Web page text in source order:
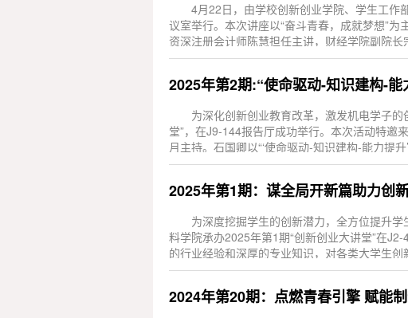
4月22日，由学校创新创业学院、学生工作
议室举行。本次讲座以“奋斗青春，成就梦想”
资深注册会计师陈慧担任主讲，财经学院副院
的专...
为深化创新创业教育改革，激发机电学子
堂”，在J9-144报告厅成功举行。本次活动特邀
月主持。石国卿以“‘使命驱动-知识建构-能力提
念。...
2025年第1期：谋全局开新篇助力创
为深度挖掘学生的创新潜力，全方位提升
料学院承办2025年第1期“创新创业大讲堂”在
的行业经验和深厚的专业知识，对各类大学生
后，他...
2024年第20期：点燃青春引擎 赋能